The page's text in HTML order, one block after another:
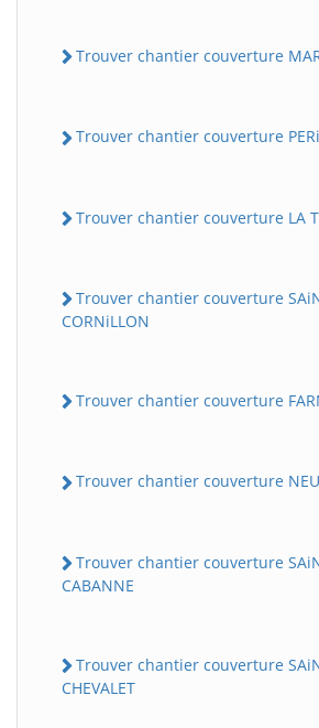
Trouver chantier couverture
Trouver chantier couverture
Trouver chantier couverture LA
Trouver chantier couverture
CORNiLLON
Trouver chantier couverture
Trouver chantier couverture
Trouver chantier couverture
CABANNE
Trouver chantier couverture
CHEVALET